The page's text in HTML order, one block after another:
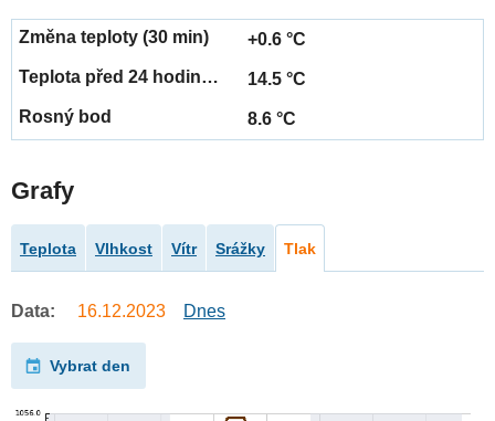
+0.6 °C
14.5 °C
8.6 °C
Grafy
Teplota Vlhkost Vítr Srážky Tlak
Data: 16.12.2023 Dnes
Vybrat den